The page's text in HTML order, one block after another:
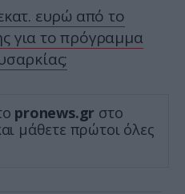
ευρώ από το
για το πρόγραμμα
pronews.gr στο
μάθετε πρώτοι όλες